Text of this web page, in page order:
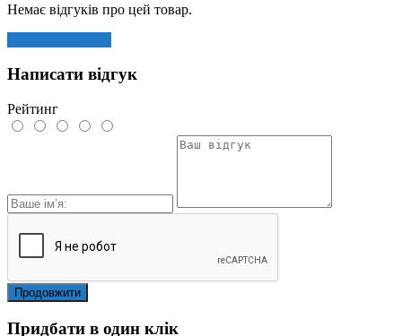
Немає відгуків про цей товар.
Написати відгук
Рейтинг
Продовжити
Придбати в один клік